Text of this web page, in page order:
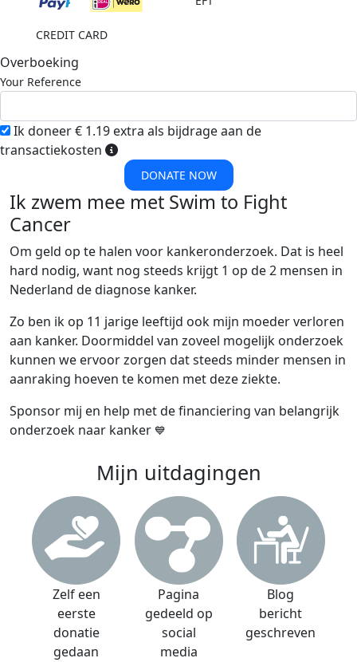
CREDIT CARD
Overboeking
Your Reference
Ik doneer € 1.19 extra als bijdrage aan de
transactiekosten
DONATE NOW
Ik zwem mee met Swim to Fight
Cancer
Om geld op te halen voor kankeronderzoek. Dat is heel
hard nodig, want nog steeds krijgt 1 op de 2 mensen in
Nederland de diagnose kanker.
Zo ben ik op 11 jarige leeftijd ook mijn moeder verloren
aan kanker. Doormiddel van zoveel mogelijk onderzoek
kunnen we ervoor zorgen dat steeds minder mensen in
aanraking hoeven te komen met deze ziekte.
Sponsor mij en help met de financiering van belangrijk
onderzoek naar kanker 💙
Mijn uitdagingen
Zelf een
eerste
donatie
gedaan
Pagina
gedeeld op
social
media
Blog
bericht
geschreven